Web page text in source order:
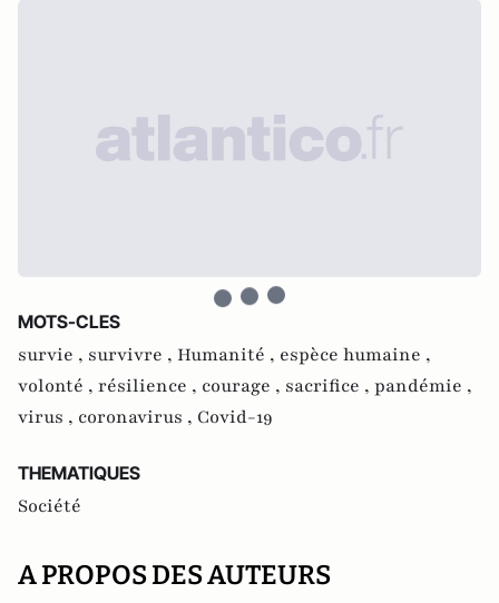
MOTS-CLES
survie , survivre , Humanité , espèce humaine ,
volonté , résilience , courage , sacrifice , pandémie ,
virus , coronavirus , Covid-19
THEMATIQUES
Société
A PROPOS DES AUTEURS